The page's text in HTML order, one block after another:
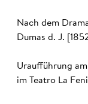
Nach dem
Dumas d. J.
Uraufführung
im Teatro La